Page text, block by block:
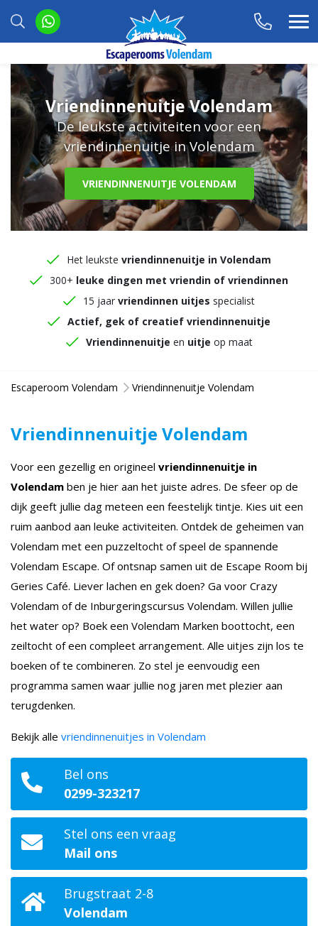
Vriendinnenuitje Volendam
De leukste activiteiten voor een
vriendinnenuitje in Volendam
VRIENDINNENUITJE VOLENDAM
Het leukste vriendinnenuitje in Volendam
300+ leuke dingen met vriendin of vriendinnen
15 jaar vriendinnen uitjes specialist
Actief, gek of creatief vriendinnenuitje
Vriendinnenuitje en uitje op maat
Escaperoom Volendam Vriendinnenuitje Volendam
Bel ons
0299-323217
Stel ons een vraag
Mail ons
Brugstraat 2-8
Volendam
Vriendinnenuitje Volendam
Voor een gezellig en origineel vriendinnenuitje in
Volendam ben je hier aan het juiste adres. De sfeer op de
dijk geeft jullie dag meteen een feestelijk tintje. Kies uit een
ruim aanbod aan leuke activiteiten. Ontdek de geheimen van
Volendam met een puzzeltocht of speel de spannende
Volendam Escape. Of ontsnap samen uit de Escape Room bij
Geries Café. Liever lachen en gek doen? Ga voor Crazy
Volendam of de Inburgeringscursus Volendam. Willen jullie
het water op? Boek een Volendam Marken boottocht, een
zeiltocht of een compleet arrangement. Alle uitjes zijn los te
boeken of te combineren. Zo stel je eenvoudig een
programma samen waar jullie nog jaren met plezier aan
terugdenken.
Bekijk alle vriendinnenuitjes in Volendam